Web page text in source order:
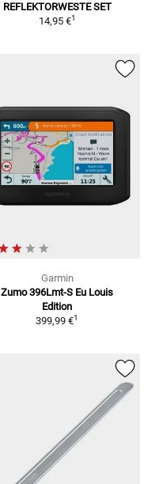
REFLEKTORWESTE SET
14,95 €1
Garmin
Zumo 396Lmt-S Eu Louis
Edition
399,99 €1